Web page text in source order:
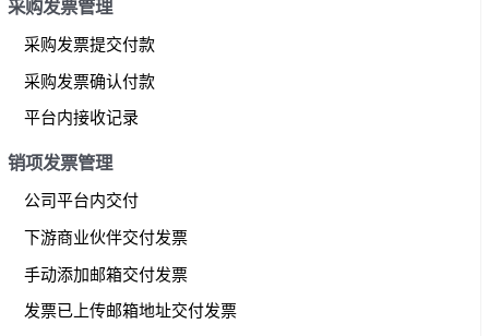
采购发票管理
采购发票提交付款
采购发票确认付款
平台内接收记录
销项发票管理
公司平台内交付
下游商业伙伴交付发票
手动添加邮箱交付发票
发票已上传邮箱地址交付发票